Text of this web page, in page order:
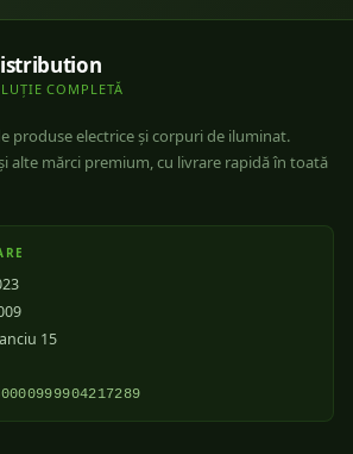
COMPLETĂ
produse electrice și corpuri de iluminat.
alte mărci premium, cu livrare rapidă în toată
15